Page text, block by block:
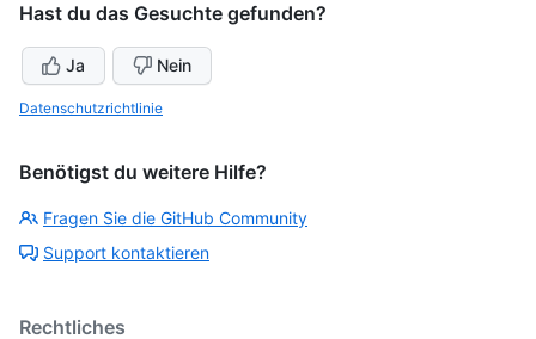
Hast du das Gesuchte gefunden?
Ja Nein
Datenschutzrichtlinie
Benötigst du weitere Hilfe?
Fragen Sie die GitHub Community
Support kontaktieren
Rechtliches